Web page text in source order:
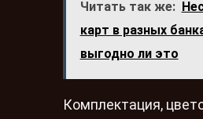
Читать так же:
карт в разных
выгодно ли это
Комплектация,